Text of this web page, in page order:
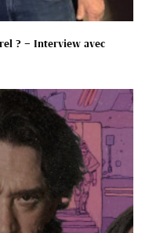
? – Interview avec